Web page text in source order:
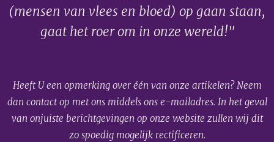
(mensen van vlees en bloed) op gaan staan,
gaat het roer om in onze wereld!"
Heeft U een opmerking over één van onze artikelen? Neem
dan contact op met ons middels ons e-mailadres. In het geval
van onjuiste berichtgevingen op onze website zullen wij dit
zo spoedig mogelijk rectificeren.